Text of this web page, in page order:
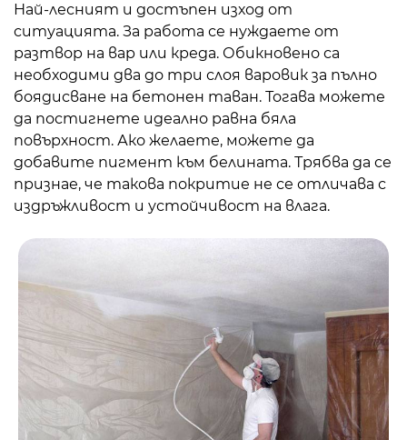
Най-лесният и достъпен изход от
ситуацията. За работа се нуждаете от
разтвор на вар или креда. Обикновено са
необходими два до три слоя варовик за пълно
боядисване на бетонен таван. Тогава можете
да постигнете идеално равна бяла
повърхност. Ако желаете, можете да
добавите пигмент към белината. Трябва да се
признае, че такова покритие не се отличава с
издръжливост и устойчивост на влага.